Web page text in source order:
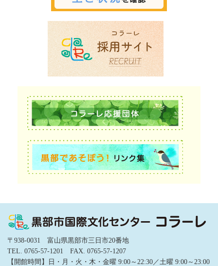
〒938-0031 富山県黒部市三日市20番地
TEL. 0765-57-1201 FAX. 0765-57-1207
【開館時間】日・月・火・木・金曜 9:00～22:30／土曜 9:00～23:00